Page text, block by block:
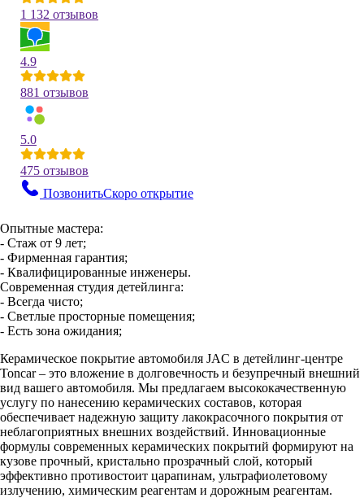
1 132 отзывов
4.9
881 отзывов
5.0
475 отзывов
ПозвонитьСкоро открытие
Опытные мастера:
- Стаж от 9 лет;
- Фирменная гарантия;
- Квалифицированные инженеры.
Современная студия детейлинга:
- Всегда чисто;
- Светлые просторные помещения;
- Есть зона ожидания;
Керамическое покрытие автомобиля JAC в детейлинг-центре
Toncar – это вложение в долговечность и безупречный внешний
вид вашего автомобиля. Мы предлагаем высококачественную
услугу по нанесению керамических составов, которая
обеспечивает надежную защиту лакокрасочного покрытия от
неблагоприятных внешних воздействий. Инновационные
формулы современных керамических покрытий формируют на
кузове прочный, кристально прозрачный слой, который
эффективно противостоит царапинам, ультрафиолетовому
излучению, химическим реагентам и дорожным реагентам.